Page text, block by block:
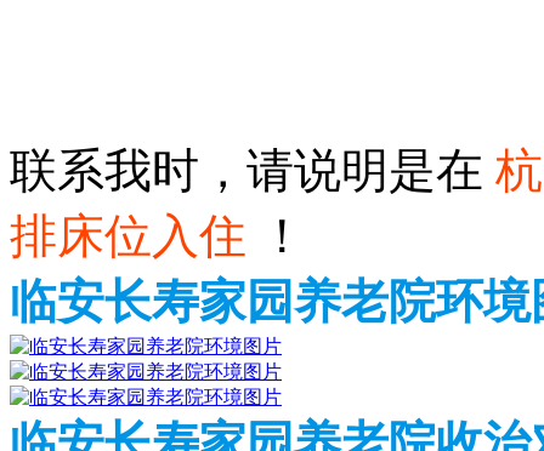
联系我时，请说明是在
排床位入住 ！
临安长寿家园养老院环境